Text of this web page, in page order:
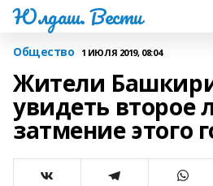
Юлдаш. Вести
Общество 1 ИЮЛЯ 2019, 08:04
Жители
увидеть второе
затмение этого